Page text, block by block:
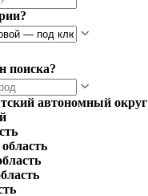
поиска?
автономный округ